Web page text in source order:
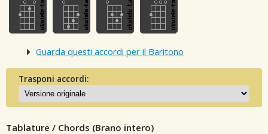
Guarda questi accordi per il Baritono
Trasponi accordi:
Tablature / Chords (Brano intero)